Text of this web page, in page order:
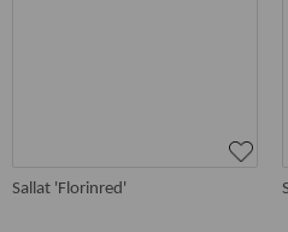
Sallat 'Florinred'